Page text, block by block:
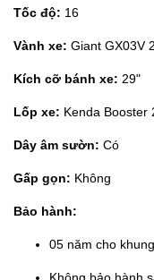
Tốc độ: 16
Vành xe: Giant GX03V
Kích cỡ bánh xe: 29"
Lốp xe: Kenda Booster
Dây âm sườn: Có
Gấp gọn: Không
Bảo hành:
05 năm cho
Không bảo hành